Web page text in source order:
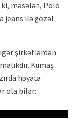
məsələn, Polo
jeans ilə gözəl
şirkətlərdən
Kumaş
həyata
ola bilər: